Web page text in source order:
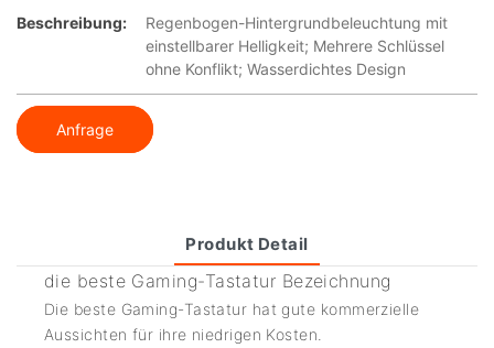
Beschreibung:
Regenbogen-Hintergrundbeleuchtung mit
einstellbarer Helligkeit; Mehrere Schlüssel
ohne Konflikt; Wasserdichtes Design
Anfrage
Produkt Detail
die beste Gaming-Tastatur Bezeichnung
Die beste Gaming-Tastatur hat gute kommerzielle
Aussichten für ihre niedrigen Kosten.